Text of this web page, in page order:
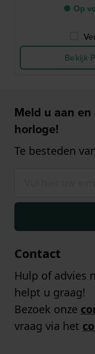
● Op
Bekijk
Meld u aan
horloge!
Te besteden
Contact
Hulp of advies
helpt u graag!
Bezoek onze
vraag via het